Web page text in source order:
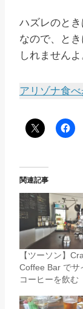
ハズレのと
なので、と
しれませんよ
アリゾナ食
関連記事
【ツーソン】
Coffee Bar でサ
コーヒーを飲む